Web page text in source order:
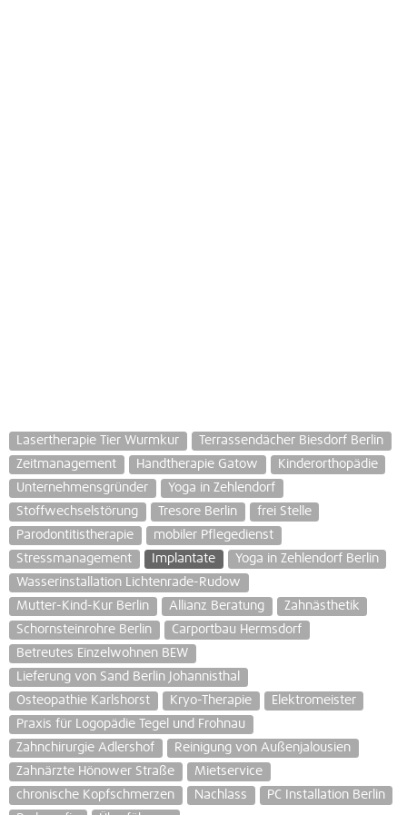
Lasertherapie Tier Wurmkur
Terrassendächer Biesdorf Berlin
Zeitmanagement
Handtherapie Gatow
Kinderorthopädie
Unternehmensgründer
Yoga in Zehlendorf
Stoffwechselstörung
Tresore Berlin
frei Stelle
Parodontitistherapie
mobiler Pflegedienst
Stressmanagement
Implantate
Yoga in Zehlendorf Berlin
Wasserinstallation Lichtenrade-Rudow
Mutter-Kind-Kur Berlin
Allianz Beratung
Zahnästhetik
Schornsteinrohre Berlin
Carportbau Hermsdorf
Betreutes Einzelwohnen BEW
Lieferung von Sand Berlin Johannisthal
Osteopathie Karlshorst
Kryo-Therapie
Elektromeister
Praxis für Logopädie Tegel und Frohnau
Zahnchirurgie Adlershof
Reinigung von Außenjalousien
Zahnärzte Hönower Straße
Mietservice
chronische Kopfschmerzen
Nachlass
PC Installation Berlin